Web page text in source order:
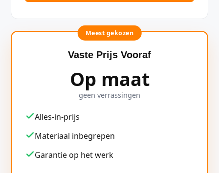
Meest gekozen
Vaste Prijs Vooraf
Op maat
geen verrassingen
Alles-in-prijs
Materiaal inbegrepen
Garantie op het werk